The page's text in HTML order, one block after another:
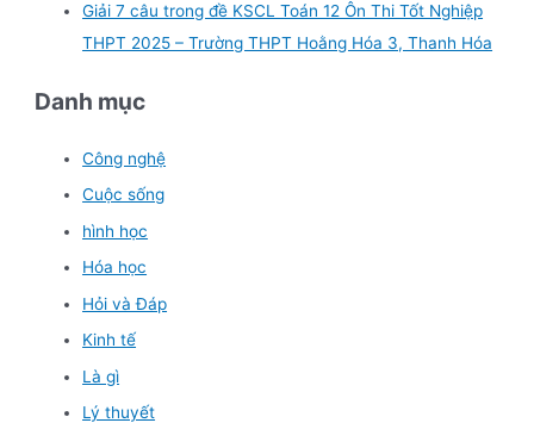
Giải 7 câu trong đề KSCL Toán 12 Ôn Thi Tốt Nghiệp
THPT 2025 – Trường THPT Hoằng Hóa 3, Thanh Hóa
Danh mục
Công nghệ
Cuộc sống
hình học
Hóa học
Hỏi và Đáp
Kinh tế
Là gì
Lý thuyết